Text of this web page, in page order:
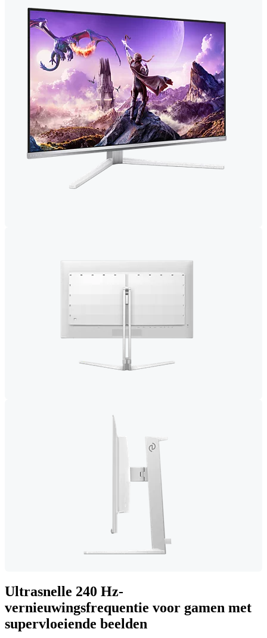
Ultrasnelle 240 Hz-
vernieuwingsfrequentie voor gamen met
supervloeiende beelden